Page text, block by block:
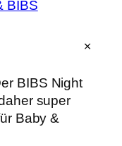
BIBS
BIBS Night
super
Baby &